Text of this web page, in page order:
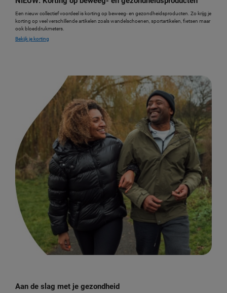
Een nieuw collectief voordeel is korting op beweeg- en gezondheidsproducten. Zo krijg je
korting op veel verschillende artikelen zoals wandelschoenen, sportartikelen, fietsen maar
ook bloeddrukmeters.
Bekijk je korting
Aan de slag met je gezondheid